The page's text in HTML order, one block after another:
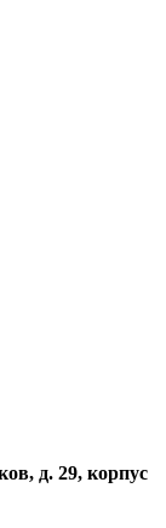
д. 29, корпус